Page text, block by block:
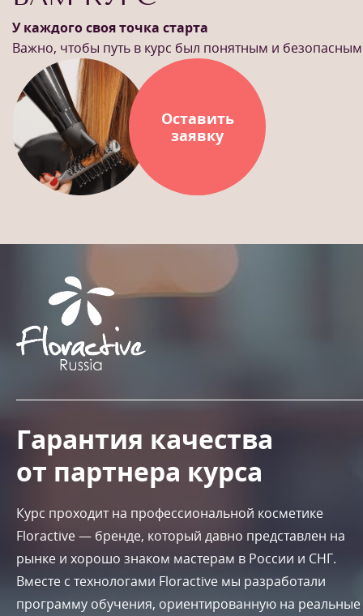
У каждого своя точка старта
Важно, чтобы путь в курс был понятным и безопасным
Оставить
заявку
Гарантия качества
от партнера курса
Курс проходит на профессиональной косметике
Floractive — бренде, который давно представлен на
рынке и хорошо знаком мастерам в России и СНГ.
Вместе с технологами Floractive мы разработали
программу обучения, ориентированную на реальные